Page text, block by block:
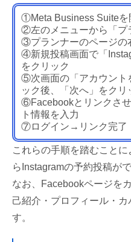
①Meta Business Suiteを
②左のメニューから「プ
③プランナーのページの
④新規投稿画面で「
をクリック
⑤次画面の「アカウント
ック後、「次へ」をクリ
⑥Facebookとリンクさ
ト情報を入力
⑦ログイン→リンク完了
これらの手順を踏むこと
らInstagramの予約投稿が
なお、Facebookページを
己紹介・プロフィール・
す。